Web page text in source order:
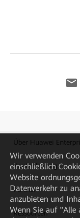
Über Huawei
Kaufanleitung
Partner
Ressourcen
Wir verwenden
einschließlich
Website
Datenverkehr zu
anzubieten und
Wenn Sie auf "Alle